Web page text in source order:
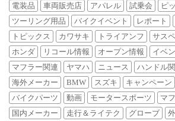
電装品 車両販売店 アパレル 試乗会
ピ
ツーリング用品
バイクイベント レポート
トピックス
カワサキ トライアンフ サス
ホンダ
リコール情報 オープン情報 イベ
マフラー関連
ヤマハ ニュース ハンドル
海外メーカー
BMW スズキ キャンペーン
バイクパーツ
動画 モータースポーツ マ
国内メーカー
走行＆ライテク グローブ